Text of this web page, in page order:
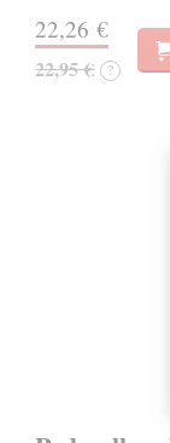
22,26 €
22,95 € ?